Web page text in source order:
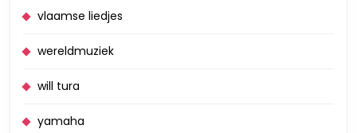
vlaamse liedjes
wereldmuziek
will tura
yamaha